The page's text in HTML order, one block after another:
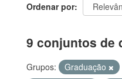
Ordenar por
9 conjuntos de
Grupos: Graduação